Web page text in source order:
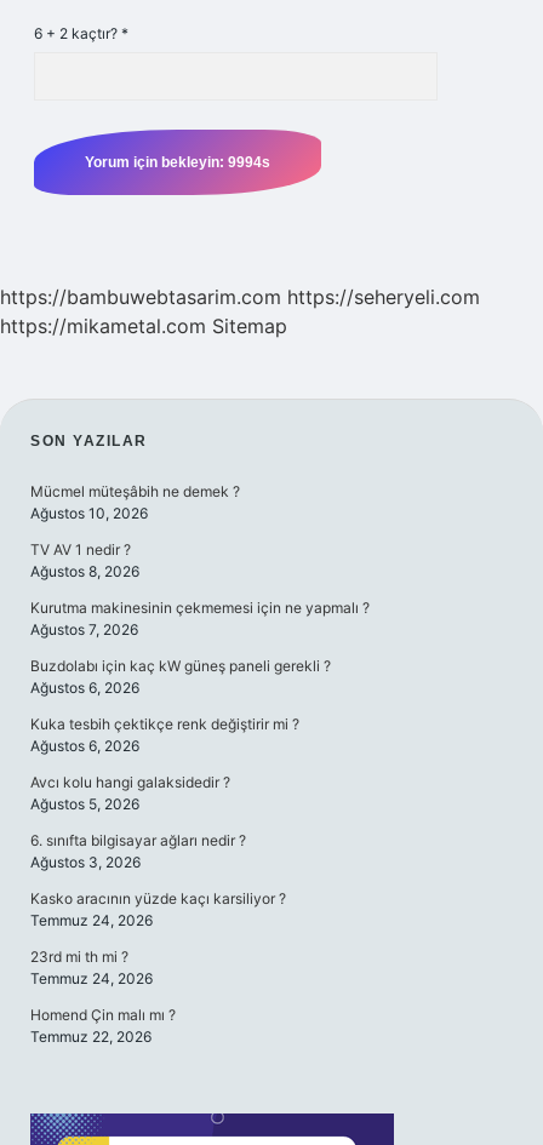
6 + 2 kaçtır? *
https://bambuwebtasarim.com https://seheryeli.com
https://mikametal.com Sitemap
SIDEBAR
SON YAZILAR
Mücmel müteşâbih ne demek ?
Ağustos 10, 2026
TV AV 1 nedir ?
Ağustos 8, 2026
Kurutma makinesinin çekmemesi için ne yapmalı ?
Ağustos 7, 2026
Buzdolabı için kaç kW güneş paneli gerekli ?
Ağustos 6, 2026
Kuka tesbih çektikçe renk değiştirir mi ?
Ağustos 6, 2026
Avcı kolu hangi galaksidedir ?
Ağustos 5, 2026
6. sınıfta bilgisayar ağları nedir ?
Ağustos 3, 2026
Kasko aracının yüzde kaçı karsiliyor ?
Temmuz 24, 2026
23rd mi th mi ?
Temmuz 24, 2026
Homend Çin malı mı ?
Temmuz 22, 2026